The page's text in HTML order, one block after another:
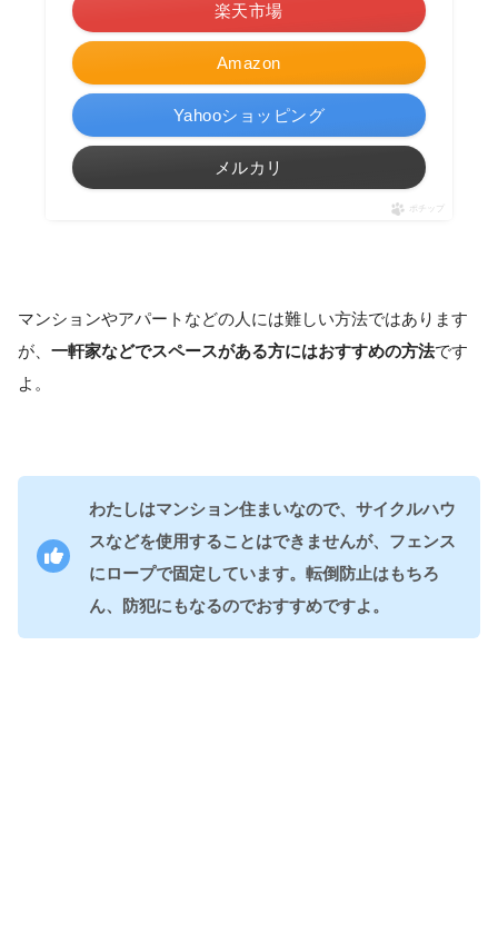
Amazon
楽天市場
Yahooショッピング
メルカリ
ポチップ
マンションやアパートなどの人には難しい方法ではあります
が、 一軒家などでスペースがある方にはおすすめの方法です
よ。
わたしはマンション住まいなので、サイクルハウ
スなどを使用することはできませんが、フェンス
にロープで固定しています。転倒防止はもちろ
ん、防犯にもなるのでおすすめですよ。